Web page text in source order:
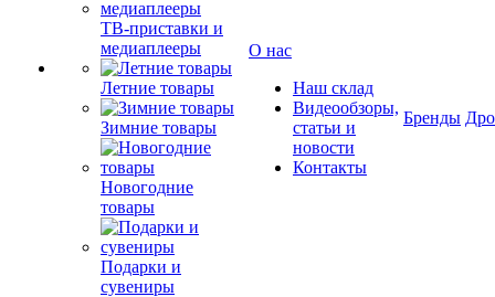
ТВ-приставки и
медиаплееры
Летние товары
Зимние товары
Новогодние
товары
Подарки и
сувениры
О нас
Наш склад
Видеообзоры,
статьи и
новости
Контакты
Бренды